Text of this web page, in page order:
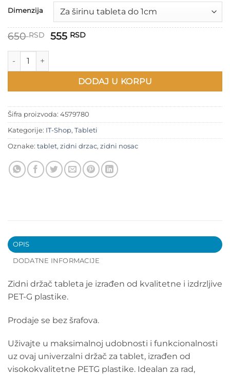
Dimenzija
650RSD Originalna
650 RSD.
555 RSDTrenutna
Zidni držač tableta količina
DODAJ U KORPU
Šifra proizvoda: 4579780
Kategorije: IT-Shop, Tableti
Oznake: tablet, zidni drzac, zidni nosac
OPIS
DODATNE INFORMACIJE
Zidni držač tableta je izrađen od kvalitetne i izdrzljive
PET-G plastike.
Prodaje se bez šrafova.
Uživajte u maksimalnoj udobnosti i funkcionalnosti
uz ovaj univerzalni držač za tablet, izrađen od
visokokvalitetne PETG plastike. Idealan za rad,